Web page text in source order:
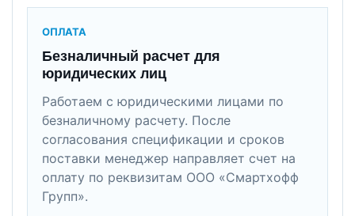
ОПЛАТА
Безналичный расчет для
юридических лиц
Работаем с юридическими лицами по
безналичному расчету. После
согласования спецификации и сроков
поставки менеджер направляет счет на
оплату по реквизитам ООО «Смартхофф
Групп».